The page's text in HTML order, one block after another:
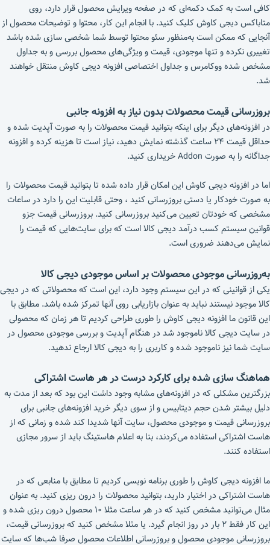
کافی است به کمک دکمه‌ای که در صفحه ویرایش محصول قرار دارد، روی
متاباکس دیجی کاوش کلیک کنید. با انجام این کار، محتوا و توضیحات محصول از
آنجایی که ممکن است به‌منظور سئو محتوا توسط شما شخصی سازی شده باشد
تغییری نکرده و تنها موجودی، قیمت و ویژگی‌های محصول بررسی و به جداول
مشخص شده ووکامرس و جداول اختصاصی افزونه دیجی کاوش منتقل خواهند
شد.
بروزرسانی قیمت محصولات بدون نیاز به افزونه جانبی
در افزونه‌های دیگر برای اینکه بتوانید قیمت محصولات را به صورت آپدیت شده و
حداقل قیمت ۲۴ ساعت گذشته نمایش دهید، نیاز است تا هزینه کرده و افزونه
جداگانه را به صورت Addon خریداری کنید.
اما در افزونه دیجی کاوش این امکان قرار داده شده تا بتوانید قیمت محصولات را
به صورت خودکار یا دستی بروزرسانی کنید ، وحتی قابلیت این را دارد در ساعات
مشخصی که خودتان تعیین می‌کنید بروزرسانی کنید. بروزرسانی قیمت جزو
قوانین سیستم کسب درآمد دیجی کالا است که برای سایت‌هایی که قیمت را
نمایش می‌دهند ضروری است.
به‌روزرسانی موجودی محصولات بر اساس موجودی دیجی کالا
یکی از قوانینی که در این سیستم وجود دارد، این است که محصولاتی که در دیجی
کالا موجود نیستند نباید به عنوان بازاریابی روی آنها تمرکز شده باشد. مطابق با
این قانون ما افزونه دیجی کاوش را طوری طراحی کردیم تا هر زمان که محصولی
در سایت دیجی کالا ناموجود شد در هنگام آپدیت و بررسی موجودی محصول در
سایت شما نیز ناموجود شده و کاربری را به دیجی کالا ارجاع ندهید.
هماهنگ سازی شده برای کارکرد درست در هر هاست اشتراکی
بزرگترین مشکلی که در افزونه‌های مشابه وجود داشت این بود که بعد از مدت به
دلیل بیشتر شدن حجم دیتابیس و از سوی دیگر خرید افزونه‌های جانبی برای
بروزرسانی قیمت و موجودی محصول، سایت آنها شدیدا کند شده و زمانی که از
هاست اشتراکی استفاده می‌کردند، بنا به اعلام هاستینگ باید از سرور مجازی
استفاده کنند.
ما افزونه دیجی کاوش را طوری برنامه نویسی کردیم تا مطابق با منابعی که در
هاست اشتراکی در اختیار دارید، بتوانید محصولات را درون ریزی کنید. به عنوان
مثال می‌توانید مشخص کنید که در هر ساعت مثلا ۱۰ محصول درون ریزی شده و
این کار فقط ۲ بار در روز انجام گیرد. یا مثلا مشخص کنید که بروزرسانی قیمت،
بروزرسانی موجودی محصول و بروزرسانی اطلاعات محصول صرفا شب‌ها که سایت